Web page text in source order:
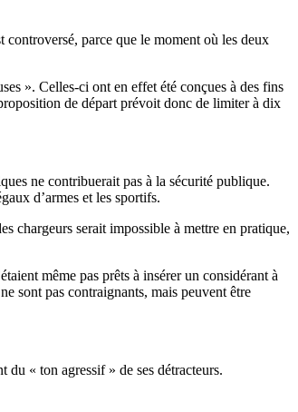
controversé, parce que le moment où les deux
». Celles-ci ont en effet été conçues à des fins
de départ prévoit donc de limiter à dix
ne contribuerait pas à la sécurité publique.
d’armes et les sportifs.
chargeurs serait impossible à mettre en pratique,
même pas prêts à insérer un considérant à
sont pas contraignants, mais peuvent être
du « ton agressif » de ses détracteurs.